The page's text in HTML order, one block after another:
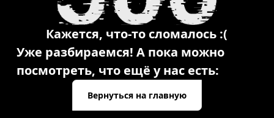
Кажется, что-то сломалось :(
Уже разбираемся! А пока можно
посмотреть, что ещё у нас есть:
Вернуться на главную